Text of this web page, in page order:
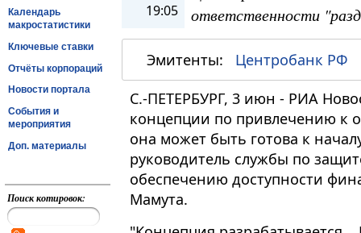
Календарь
макростатистики
Ключевые ставки
Отчёты корпораций
Новости портала
События и
мероприятия
Доп. материалы
Поиск котировок:
19:05
ответственности
Эмитенты: Центробанк РФ
С.-ПЕТЕРБУРГ, 3 июн - РИА
концепции по привлечению к
она может быть готова к
руководитель службы по
обеспечению доступности
Мамута​​​.